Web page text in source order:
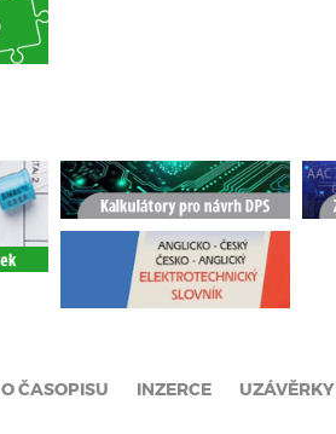
O ČASOPISU INZERCE UZÁVĚRKY